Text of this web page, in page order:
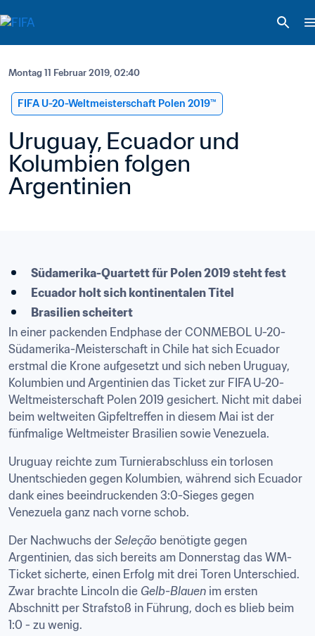
Montag 11 Februar 2019, 02:40
FIFA U-20-Weltmeisterschaft Polen 2019™
Uruguay, Ecuador und
Kolumbien folgen
Argentinien
Südamerika-Quartett für Polen 2019 steht fest
Ecuador holt sich kontinentalen Titel
Brasilien scheitert
In einer packenden Endphase der CONMEBOL U-20-
Südamerika-Meisterschaft in Chile hat sich Ecuador
erstmal die Krone aufgesetzt und sich neben Uruguay,
Kolumbien und Argentinien das Ticket zur FIFA U-20-
Weltmeisterschaft Polen 2019 gesichert. Nicht mit dabei
beim weltweiten Gipfeltreffen in diesem Mai ist der
fünfmalige Weltmeister Brasilien sowie Venezuela.
Uruguay reichte zum Turnierabschluss ein torlosen
Unentschieden gegen Kolumbien, während sich Ecuador
dank eines beeindruckenden 3:0-Sieges gegen
Venezuela ganz nach vorne schob.
Der Nachwuchs der Seleção benötigte gegen
Argentinien, das sich bereits am Donnerstag das WM-
Ticket sicherte, einen Erfolg mit drei Toren Unterschied.
Zwar brachte Lincoln die Gelb-Blauen im ersten
Abschnitt per Strafstoß in Führung, doch es blieb beim
1:0 - zu wenig.